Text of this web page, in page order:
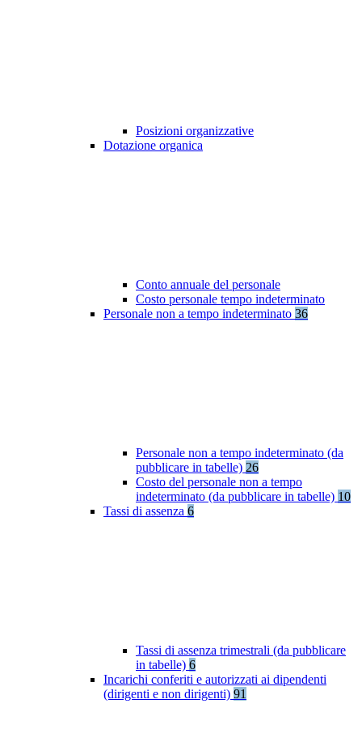
Posizioni organizzative
Dotazione organica
Conto annuale del personale
Costo personale tempo indeterminato
Personale non a tempo indeterminato 36
Personale non a tempo indeterminato (da
pubblicare in tabelle) 26
Costo del personale non a tempo
indeterminato (da pubblicare in tabelle) 10
Tassi di assenza 6
Tassi di assenza trimestrali (da pubblicare
in tabelle) 6
Incarichi conferiti e autorizzati ai dipendenti
(dirigenti e non dirigenti) 91